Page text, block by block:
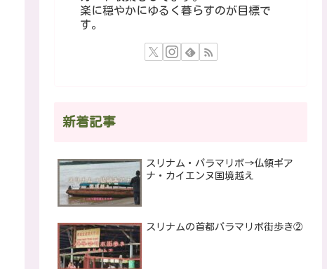
楽に穏やかにゆるく暮らすのが目標で
す。
新着記事
スリナム・パラマリボ→仏領ギア
ナ・カイエンヌ国境越え
スリナムの首都パラマリボ街歩き②